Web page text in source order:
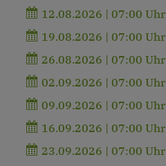
12.08.2026 | 07:00 Uhr
19.08.2026 | 07:00 Uhr
26.08.2026 | 07:00 Uhr
02.09.2026 | 07:00 Uhr
09.09.2026 | 07:00 Uhr
16.09.2026 | 07:00 Uhr
23.09.2026 | 07:00 Uhr